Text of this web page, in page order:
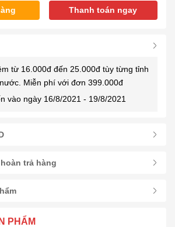
Thanh toán ngay
từ 16.000đ đến 25.000đ tùy từng tỉnh
Miễn phí với đơn 399.000đ
vào ngày 16/8/2021 - 19/8/2021
trả hàng
PHẨM